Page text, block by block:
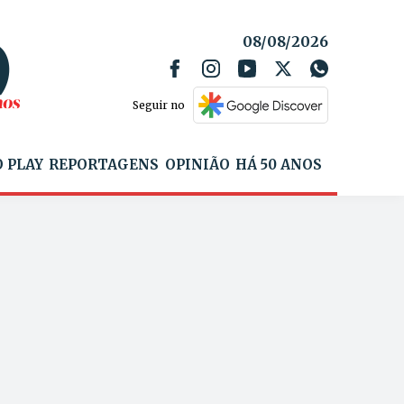
08/08/2026
Seguir no
PLAY REPORTAGENS OPINIÃO HÁ 50 ANOS